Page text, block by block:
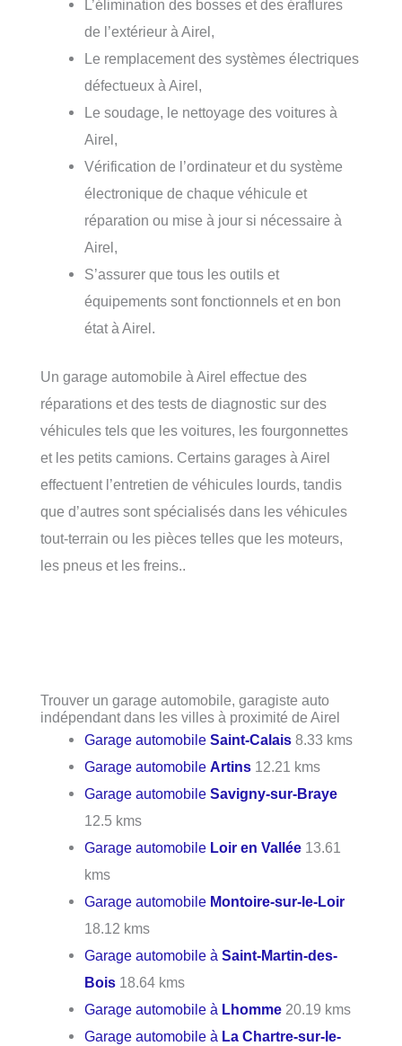
L’élimination des bosses et des éraflures
de l’extérieur à Airel,
Le remplacement des systèmes électriques
défectueux à Airel,
Le soudage, le nettoyage des voitures à
Airel,
Vérification de l’ordinateur et du système
électronique de chaque véhicule et
réparation ou mise à jour si nécessaire à
Airel,
S’assurer que tous les outils et
équipements sont fonctionnels et en bon
état à Airel.
Un garage automobile à Airel effectue des
réparations et des tests de diagnostic sur des
véhicules tels que les voitures, les fourgonnettes
et les petits camions. Certains garages à Airel
effectuent l’entretien de véhicules lourds, tandis
que d’autres sont spécialisés dans les véhicules
tout-terrain ou les pièces telles que les moteurs,
les pneus et les freins..
Trouver un garage automobile, garagiste auto
indépendant dans les villes à proximité de Airel
Garage automobileSaint-Calais 8.33 kms
Garage automobileArtins 12.21 kms
Garage automobileSavigny-sur-Braye
12.5 kms
Garage automobile Loir en Vallée 13.61
kms
Garage automobile Montoire-sur-le-Loir
18.12 kms
Garage automobile àSaint-Martin-des-
Bois 18.64 kms
Garage automobile à Lhomme 20.19 kms
Garage automobile à La Chartre-sur-le-